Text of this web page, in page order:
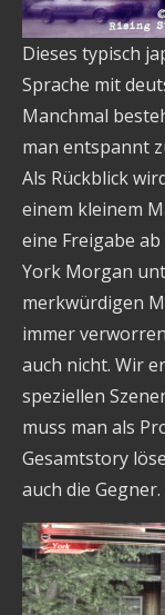
Dieses typisch
Sprache mit
Manchmal
man entspannt
Als Rückblick
einem kleinem
eine Freigabe
York Morgan
merkwürdigen
immer
auch nicht. Wir
speziellen
muss man als
Gesamtstory
auch die Gegner.